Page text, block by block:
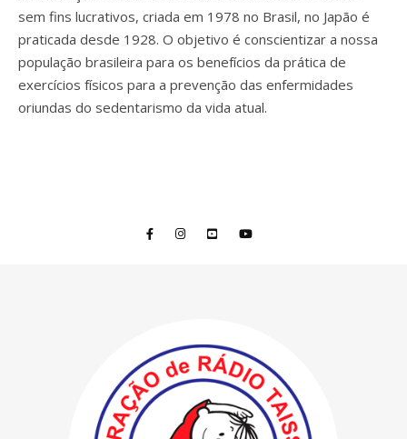
sem fins lucrativos, criada em 1978 no Brasil, no Japão é
praticada desde 1928. O objetivo é conscientizar a nossa
população brasileira para os benefícios da prática de
exercícios físicos para a prevenção das enfermidades
oriundas do sedentarismo da vida atual.